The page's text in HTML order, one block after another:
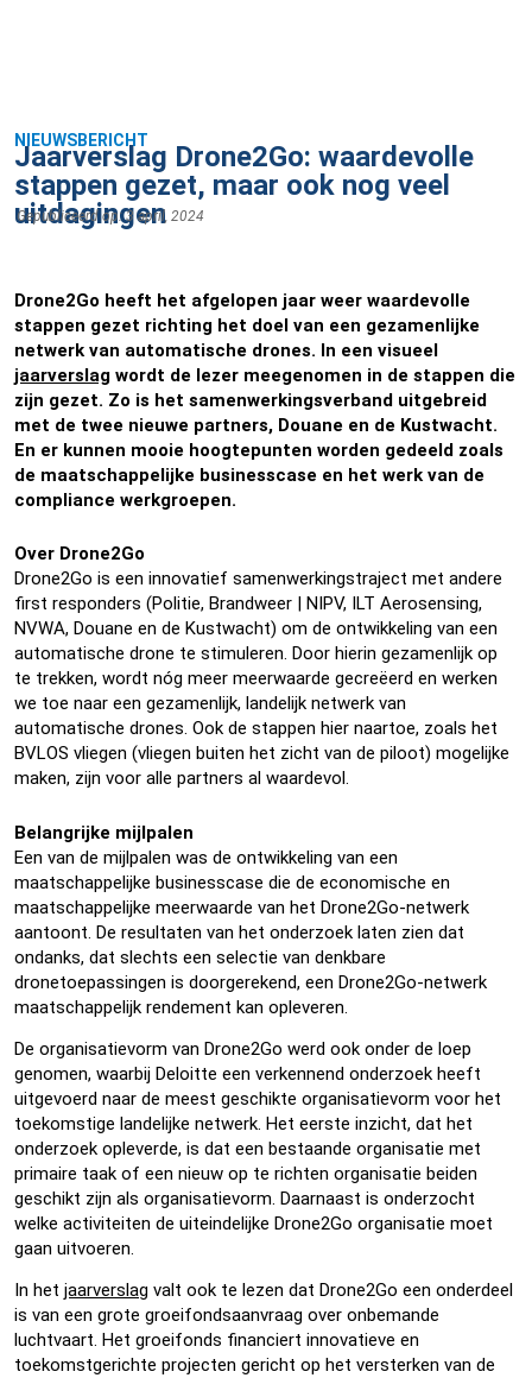
NIEUWSBERICHT
Jaarverslag Drone2Go: waardevolle
stappen gezet, maar ook nog veel
uitdagingen
Gepubliceerd op: 3 april, 2024
Drone2Go heeft het afgelopen jaar weer waardevolle
stappen gezet richting het doel van een gezamenlijke
netwerk van automatische drones. In een visueel
jaarverslag wordt de lezer meegenomen in de stappen die
zijn gezet. Zo is het samenwerkingsverband uitgebreid
met de twee nieuwe partners, Douane en de Kustwacht.
En er kunnen mooie hoogtepunten worden gedeeld zoals
de maatschappelijke businesscase en het werk van de
compliance werkgroepen.
Over Drone2Go
Drone2Go is een innovatief samenwerkingstraject met andere
first responders (Politie, Brandweer | NIPV, ILT Aerosensing,
NVWA, Douane en de Kustwacht) om de ontwikkeling van een
automatische drone te stimuleren. Door hierin gezamenlijk op
te trekken, wordt nóg meer meerwaarde gecreëerd en werken
we toe naar een gezamenlijk, landelijk netwerk van
automatische drones. Ook de stappen hier naartoe, zoals het
BVLOS vliegen (vliegen buiten het zicht van de piloot) mogelijke
maken, zijn voor alle partners al waardevol.
Belangrijke mijlpalen
Een van de mijlpalen was de ontwikkeling van een
maatschappelijke businesscase die de economische en
maatschappelijke meerwaarde van het Drone2Go-netwerk
aantoont. De resultaten van het onderzoek laten zien dat
ondanks, dat slechts een selectie van denkbare
dronetoepassingen is doorgerekend, een Drone2Go-netwerk
maatschappelijk rendement kan opleveren.
De organisatievorm van Drone2Go werd ook onder de loep
genomen, waarbij Deloitte een verkennend onderzoek heeft
uitgevoerd naar de meest geschikte organisatievorm voor het
toekomstige landelijke netwerk. Het eerste inzicht, dat het
onderzoek opleverde, is dat een bestaande organisatie met
primaire taak of een nieuw op te richten organisatie beiden
geschikt zijn als organisatievorm. Daarnaast is onderzocht
welke activiteiten de uiteindelijke Drone2Go organisatie moet
gaan uitvoeren.
In het jaarverslag valt ook te lezen dat Drone2Go een onderdeel
is van een grote groeifondsaanvraag over onbemande
luchtvaart. Het groeifonds financiert innovatieve en
toekomstgerichte projecten gericht op het versterken van de